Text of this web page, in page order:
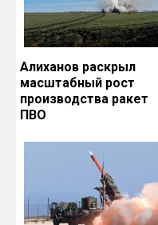
Алиханов раскрыл
масштабный рост
производства ракет
ПВО